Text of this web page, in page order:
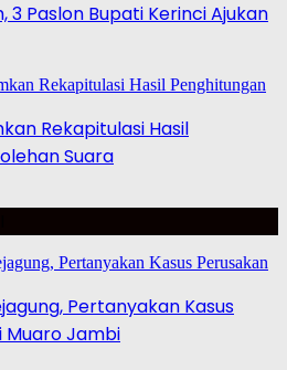
3 Paslon Bupati Kerinci Ajukan
Rekapitulasi Hasil
Suara
Pertanyakan Kasus
Muaro Jambi